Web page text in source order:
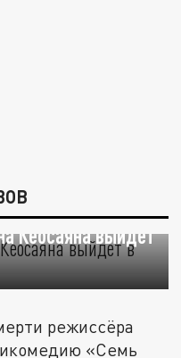
Кеосаяна выйдет
режиссёра
«Семь